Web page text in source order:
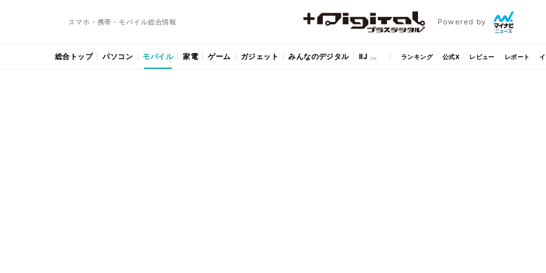
スマホ・携帯・モバイル総合情報 Powered by
総合トップ パソコン モバイル 家電 ゲーム ガジェット みんなのデジタル IIJ ランキング 公式X レビュー レポート